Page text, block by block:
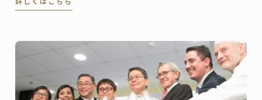
ベント。日本校では今年から本科菓子講座がリニュー
た。